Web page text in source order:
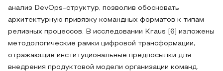
анализ DevOps-структур, позволив обосновать
архитектурную привязку командных форматов к типам
релизных процессов. В исследовании Kraus [6] изложены
методологические рамки цифровой трансформации,
отражающие институциональные предпосылки для
внедрения продуктовой модели организации команд.